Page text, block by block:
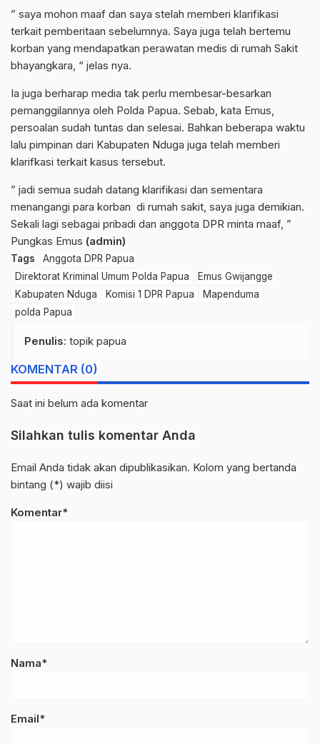
” saya mohon maaf dan saya stelah memberi klarifikasi
terkait pemberitaan sebelumnya. Saya juga telah bertemu
korban yang mendapatkan perawatan medis di rumah Sakit
bhayangkara, “ jelas nya.
Ia juga berharap media tak perlu membesar-besarkan
pemanggilannya oleh Polda Papua. Sebab, kata Emus,
persoalan sudah tuntas dan selesai. Bahkan beberapa waktu
lalu pimpinan dari Kabupaten Nduga juga telah memberi
klarifkasi terkait kasus tersebut.
” jadi semua sudah datang klarifikasi dan sementara
menangangi para korban di rumah sakit, saya juga demikian.
Sekali lagi sebagai pribadi dan anggota DPR minta maaf, ”
Pungkas Emus (admin)
Tags
Anggota DPR Papua
Direktorat Kriminal Umum Polda Papua
Emus Gwijangge
Kabupaten Nduga
Komisi 1 DPR Papua
Mapenduma
polda Papua
Penulis: topik papua
KOMENTAR (0)
Saat ini belum ada komentar
Silahkan tulis komentar Anda
Email Anda tidak akan dipublikasikan. Kolom yang bertanda
bintang (*) wajib diisi
Komentar*
Nama*
Email*